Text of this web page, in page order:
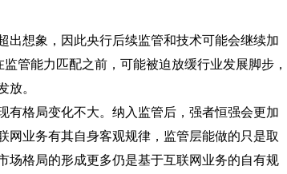
想象，因此央行后续监管和技术可能会继续加
管能力匹配之前，可能被迫放缓行业发展脚步，
放。
格局变化不大。纳入监管后，强者恒强会更加
网业务有其自身客观规律，监管层能做的只是取
场格局的形成更多仍是基于互联网业务的自有规